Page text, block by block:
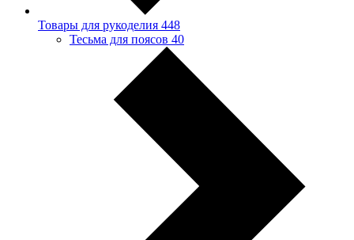
Товары для рукоделия 448
Тесьма для поясов 40